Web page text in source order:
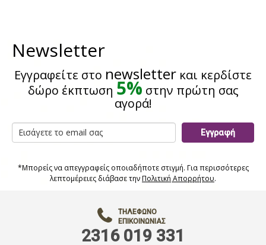
Newsletter
Εγγραφείτε στο newsletter και κερδίστε
δώρο έκπτωση 5% στην πρώτη σας
αγορά!
Εγγραφή
*Μπορείς να απεγγραφείς οποιαδήποτε στιγμή. Για περισσότερες
λεπτομέρειες διάβασε τηνΠολιτική Απορρήτου.
ΤΗΛΈΦΩΝΟ
ΕΠΙΚΟΙΝΩΝΊΑΣ
2316 019 331